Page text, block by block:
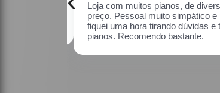
Uma ótima loja, com pianos